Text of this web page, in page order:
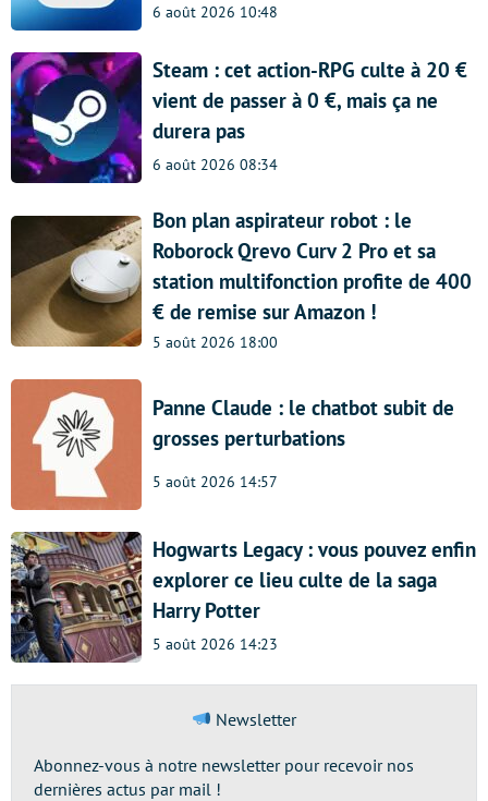
6 août 2026 10:48
Steam : cet action-RPG culte à 20 €
vient de passer à 0 €, mais ça ne
durera pas
6 août 2026 08:34
Bon plan aspirateur robot : le
Roborock Qrevo Curv 2 Pro et sa
station multifonction profite de 400
€ de remise sur Amazon !
5 août 2026 18:00
Panne Claude : le chatbot subit de
grosses perturbations
5 août 2026 14:57
Hogwarts Legacy : vous pouvez enfin
explorer ce lieu culte de la saga
Harry Potter
5 août 2026 14:23
Newsletter
Abonnez-vous à notre newsletter pour recevoir nos
dernières actus par mail !